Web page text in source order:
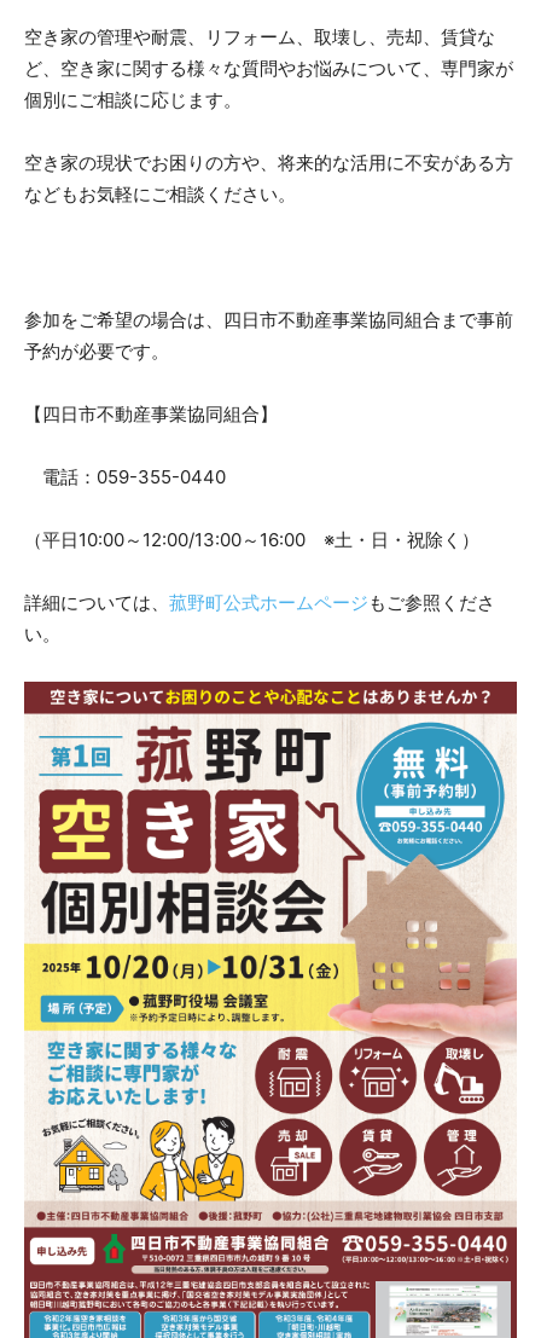
空き家の管理や耐震、リフォーム、取壊し、売却、賃貸な
ど、空き家に関する様々な質問やお悩みについて、専門家が
個別にご相談に応じます。
空き家の現状でお困りの方や、将来的な活用に不安がある方
などもお気軽にご相談ください。
参加をご希望の場合は、四日市不動産事業協同組合まで事前
予約が必要です。
【四日市不動産事業協同組合】
電話：059-355-0440
（平日10:00～12:00/13:00～16:00 ※土・日・祝除く）
詳細については、 菰野町公式ホームページ もご参照くださ
い。